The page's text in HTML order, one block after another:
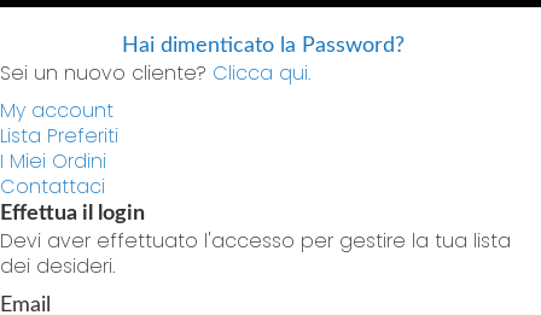
Hai dimenticato la Password?
Sei un nuovo cliente? Clicca qui.
My account
Lista Preferiti
I Miei Ordini
Contattaci
Effettua il login
Devi aver effettuato l'accesso per gestire la tua lista
dei desideri.
Email